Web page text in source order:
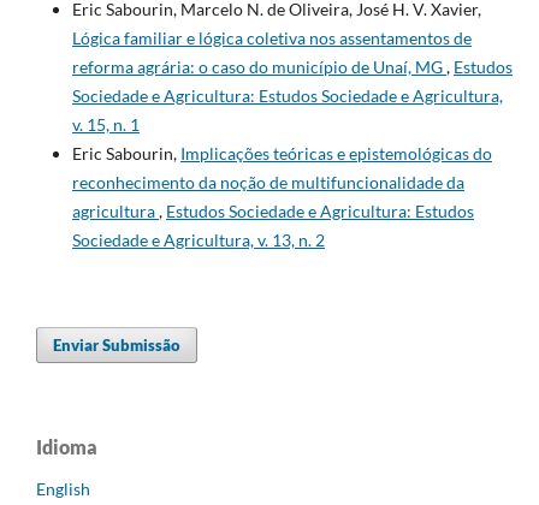
Eric Sabourin, Marcelo N. de Oliveira, José H. V. Xavier,
Lógica familiar e lógica coletiva nos assentamentos de
reforma agrária: o caso do município de Unaí, MG, Estudos
Sociedade e Agricultura: Estudos Sociedade e Agricultura,
v. 15, n. 1
Eric Sabourin, Implicações teóricas e epistemológicas do
reconhecimento da noção de multifuncionalidade da
agricultura, Estudos Sociedade e Agricultura: Estudos
Sociedade e Agricultura, v. 13, n. 2
Enviar Submissão
Idioma
English